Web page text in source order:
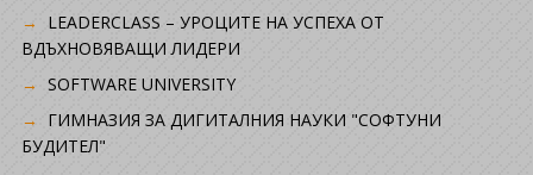
LEADERCLASS – УРОЦИТЕ НА УСПЕХА ОТ
ВДЪХНОВЯВАЩИ ЛИДЕРИ
SOFTWARE UNIVERSITY
ГИМНАЗИЯ ЗА ДИГИТАЛНИЯ НАУКИ "СОФТУНИ
БУДИТЕЛ"